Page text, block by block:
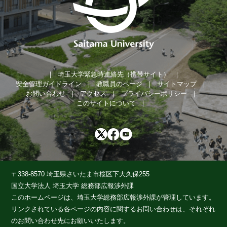
埼玉大学緊急時連絡先（携帯サイト）
安全管理ガイドライン
教職員のページ
サイトマップ
お問い合わせ
アクセス
プライバシーポリシー
このサイトについて
このホームページは、埼玉大学総務部広報渉外課が管理しています。
リンクされている各ページの内容に関するお問い合わせは、それぞれ
のお問い合わせ先にお願いいたします。
〒338-8570 埼玉県さいたま市桜区下大久保255
国立大学法人 埼玉大学 総務部広報渉外課